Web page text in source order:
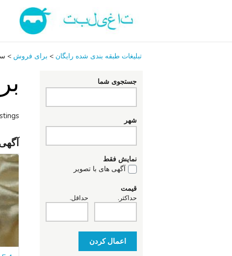
تبلیغات طبقه بندی شده رایگان > برای فروش >
جستجوی شما
شهر
نمایش فقط
آگهی های با تصویر
قیمت
حداقل. حداکثر.
اعمال کردن